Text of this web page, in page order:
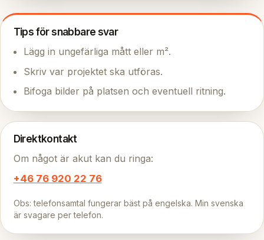
Tips för snabbare svar
Lägg in ungefärliga mått eller m².
Skriv var projektet ska utföras.
Bifoga bilder på platsen och eventuell ritning.
Direktkontakt
Om något är akut kan du ringa:
+46 76 920 22 76
Obs: telefonsamtal fungerar bäst på engelska. Min svenska
är svagare per telefon.